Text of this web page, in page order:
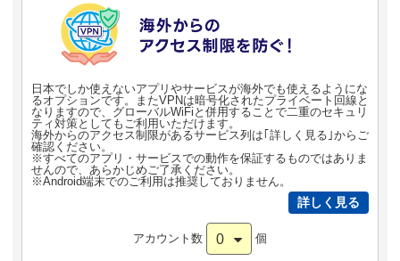
日本でしか使えないアプリやサービスが海外でも使えるようにな
るオプションです。またVPNは暗号化されたプライベート回線と
なりますので、グローバルWiFiと併用することで二重のセキュリ
ティ対策としてもご利用いただけます。
海外からのアクセス制限があるサービス列は｢詳しく見る｣からご
確認ください。
※すべてのアプリ・サービスでの動作を保証するものではありま
せんので、あらかじめご了承ください。
※Android端末でのご利用は推奨しておりません。
詳しく見る
アカウント数 0 個